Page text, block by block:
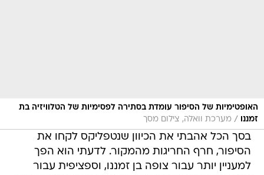
האופטימיות של הסיפור עומדת בסתירה לפסימיות של הטלוויזיה בת
זמננו
/ מערכת וואלה, צילום מסך
בסך הכל אהבתי את הכיוון שנטפליקס לקחו את
הסיפור, חרף החריגות מהמקור. לדעתי הוא הפך
למעניין יותר עבור צופה בן זמננו, וספציפית עבור